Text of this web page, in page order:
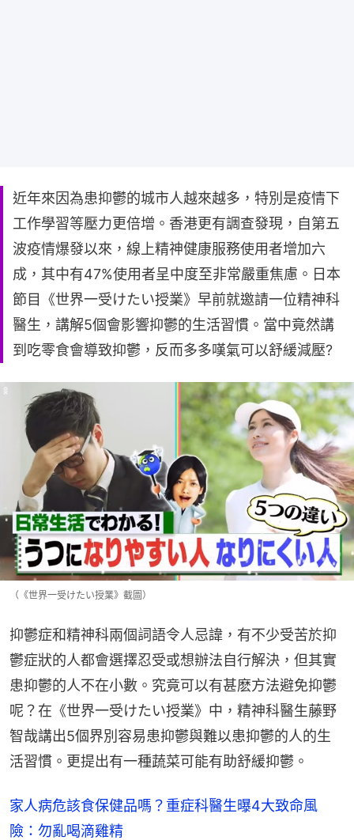
近年來因為患抑鬱的城市人越來越多，特別是疫情下
工作學習等壓力更倍增。香港更有調查發現，自第五
波疫情爆發以來，線上精神健康服務使用者增加六
成，其中有47%使用者呈中度至非常嚴重焦慮。日本
節目《世界一受けたい授業》早前就邀請一位精神科
醫生，講解5個會影響抑鬱的生活習慣。當中竟然講
到吃零食會導致抑鬱，反而多多嘆氣可以舒緩減壓?
（《世界一受けたい授業》截圖）
抑鬱症和精神科兩個詞語令人忌諱，有不少受苦於抑
鬱症狀的人都會選擇忍受或想辦法自行解決，但其實
患抑鬱的人不在小數。究竟可以有甚麽方法避免抑鬱
呢？在《世界一受けたい授業》中，精神科醫生藤野
智哉講出5個界別容易患抑鬱與難以患抑鬱的人的生
活習慣。更提出有一種蔬菜可能有助舒緩抑鬱。
家人病危該食保健品嗎？重症科醫生曝4大致命風
險：勿亂喝滴雞精